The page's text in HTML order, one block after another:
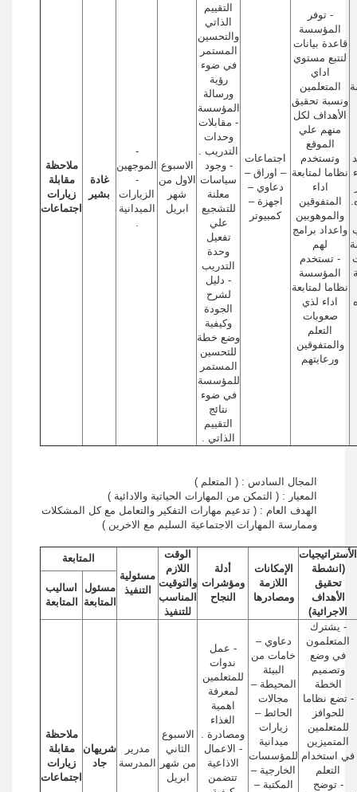
- توفر
المؤسسة
قاعدة بيانات
لتتبع مستوي
اداي
المتعلمين
ونسبة تحقيق
الأهداف لكل
منهم علي
الموقع
وتستخدم
نظاما لمتابعة
اداء
المتفوقين
والموهوبين
واعداد برامج
لهم
- تستخدم
المؤسسة
نظاما لمتابعة
اداء لذي
صعوبات
التعلم
والمتفوقين
ورعايتهم
اجتماعات
– اوراق –
دعاوي –
اجهزة –
كمبيوتر
التقييم
الذاتي
والتحسين
المستمر
في ضوء
رؤية
ورسالة
المؤسسة
- مقابلات
وحدات
التدريب .
- وجود
سياسات
معلنة
للتشجيع
علي
تفعيل
وحدة
التدريب
- دليل
لشرح
الجودة
وكيفية
وضع خطة
للتحسين
المستمر
للمؤسسة
في ضوء
نتائج
التقييم
الذاتي .
الاسبوع
الاول من
شهر
ابريل
-
الموجهين
-
الزيارات
الميدانية
غادة
بشير
ملاحظة
مقابلة
زيارات
اجتماعات
المجال السادس : ( المتعلم )
المعيار : ( التمكن من المهارات الحياتية والادائية )
الهدف العام : ( تدعيم مهارات التفكير والتعامل مع كل المشكلات
وممارسة المهارات الاجتماعية السليم مع الاخرين )
الأستراتيجيات
(انشطة
تحقيق
الأهداف
الاجرائية)
الإمكانات
اللازمة
ومصادرها
أدلة
ومؤشرات
النجاح
الوقت
اللازم
والتوقيت
المناسب
للتنفيذ
مسئولية
التنفيذ
المتابعة
مسئول
المتابعة
اساليب
المتابعة
- يشترك
المتعلمون
في وضع
وتصميم
الخطة
- تضع نظاما
للحوافز
للمتعلمين
المتميزين
في استخدام
التعلم
- توضح
دعاوي –
خامات من
البيئة
المحيطة –
مجالات
الحائط –
زيارات
ميدانية
للمؤسسات
الخارجية –
المكتبة –
- عمل
ندوات
للمتعلمين
لمعرفة
اهمية
الغذاء
ومصادرة .
- الاعمال
الاذاعية
تتضمن
الاسبوع
الثاني
من شهر
ابريل
مدرير
المدرسة
شريهان
جاد
ملاحظة
مقابلة
زيارات
اجتماعات